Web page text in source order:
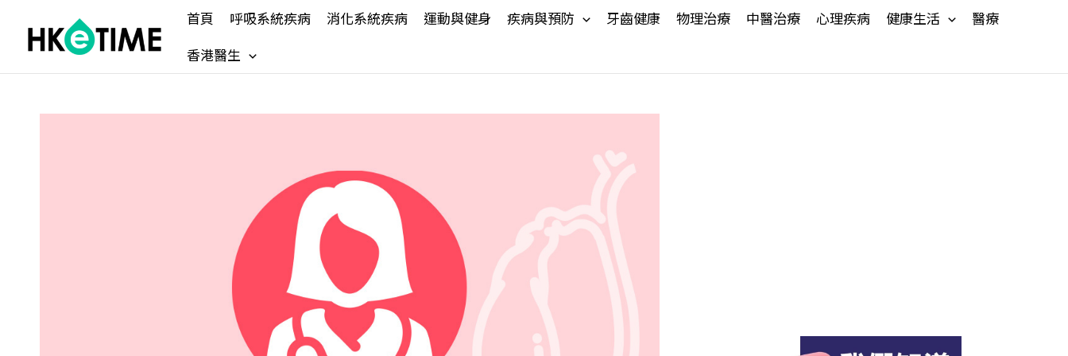
content
首頁 呼吸系統疾病 消化系統疾病 運動與健身 疾病與預防 牙齒健康 物理治療 中醫治療 心理疾病 健康生活
醫療
香港醫生